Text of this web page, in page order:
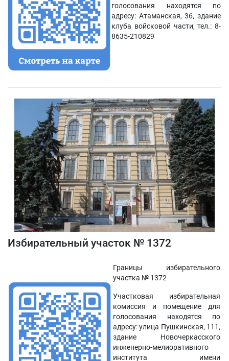
голосования находятся по
адресу: Атаманская, 36, здание
клуба войсковой части, тел.: 8-
8635-210829
Избирательный участок № 1372
Границы избирательного
участка № 1372
Участковая избирательная
комиссия и помещение для
голосования находятся по
адресу: улица Пушкинская, 111,
здание Новочеркасского
инженерно-мелиоративного
института имени